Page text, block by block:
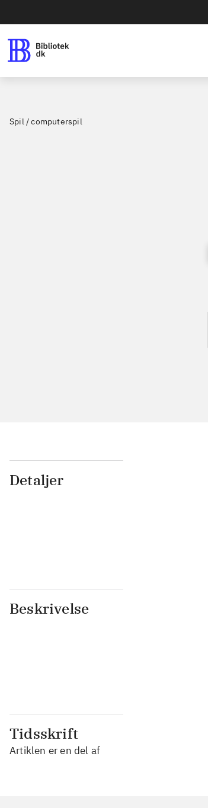
Spil / computerspil
Detaljer
Beskrivelse
Tidsskrift
Artiklen er en del af